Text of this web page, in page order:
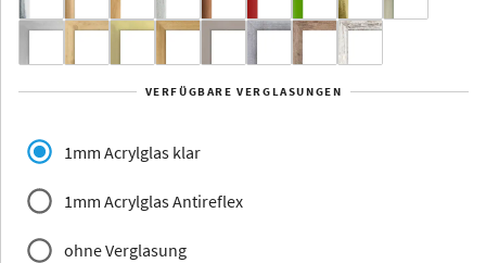
Yukon Alaska
Jersey Dauphine
VERFÜGBARE VERGLASUNGEN
1mm Acrylglas klar
1mm Acrylglas Antireflex
ohne Verglasung